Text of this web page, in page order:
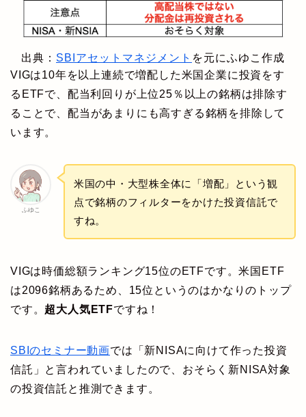
出典： SBIアセットマネジメント を元にふゆこ作成
VIGは10年を以上連続で増配した米国企業に投資をす
るETFで、配当利回りが上位25％以上の銘柄は排除す
ることで、配当があまりにも高すぎる銘柄を排除して
います。
ふゆこ
米国の中・大型株全体に「増配」という観
点で銘柄のフィルターをかけた投資信託で
すね。
VIGは時価総額ランキング15位のETFです。米国ETF
は2096銘柄あるため、15位というのはかなりのトップ
です。 超大人気ETFですね！
SBIのセミナー動画では「新NISAに向けて作った投資
信託」と言われていましたので、おそらく新NISA対象
の投資信託と推測できます。